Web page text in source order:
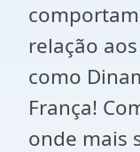
relação
como
França!
onde mais